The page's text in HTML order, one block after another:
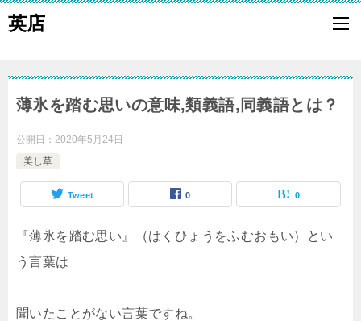
英店
薄氷を踏む思いの意味,類義語,同義語とは？
公開日： 2020年5月24日
美し草
Tweet 0 0
『薄氷を踏む思い』（はくひょうをふむおもい）とい
う言葉は
聞いたことがない言葉ですね。